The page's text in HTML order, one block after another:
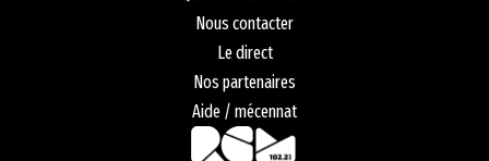
Nous contacter
Le direct
Nos partenaires
Aide / mécennat